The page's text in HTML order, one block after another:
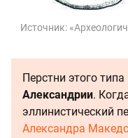
Источник:
Перстни этого
Александрии.
эллинистический
Александра